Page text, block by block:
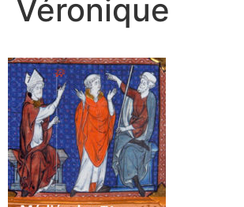
Véronique